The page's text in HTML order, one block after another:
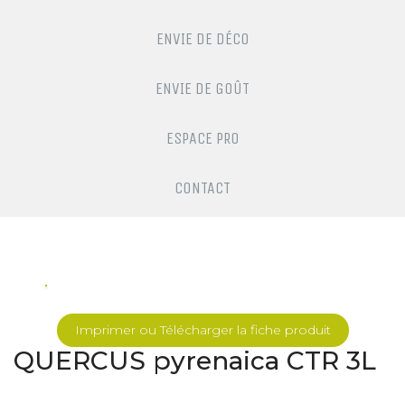
ENVIE DE DÉCO
ENVIE DE GOÛT
ESPACE PRO
CONTACT
Imprimer ou Télécharger la fiche produit
QUERCUS pyrenaica CTR 3L